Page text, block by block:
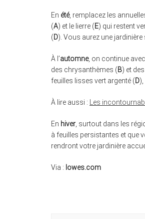
En été, remplacez les
(A) et le lierre (E) qui restent
(D). Vous aurez une jardinière
À l’automne, on continue
des chrysanthèmes (B) et
feuilles lisses vert argenté (D
À lire aussi : Les
En hiver , surtout dans les
à feuilles persistantes et que
rendront votre jardinière
Via : lowes.com